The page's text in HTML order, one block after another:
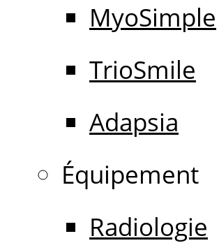
MyoSimple
TrioSmile
Adapsia
Équipement
Radiologie